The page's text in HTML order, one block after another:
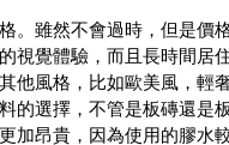
。雖然不會過時，但是價
視覺體驗，而且長時間居
他風格，比如歐美風，輕
的選擇，不管是板磚還是
昂貴，因為使用的膠水